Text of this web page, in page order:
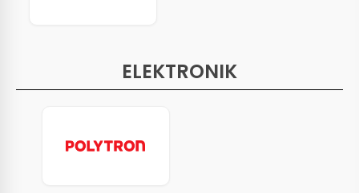
ELEKTRONIK